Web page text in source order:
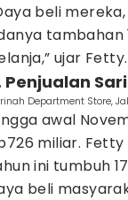
beli
tambahan
ujar Fetty.
Penjualan
Department Store,
awal
miliar.
ini tumbuh
beli